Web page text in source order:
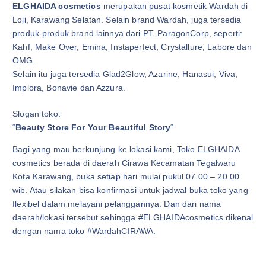
ELGHAIDA cosmetics merupakan pusat kosmetik Wardah di
Loji, Karawang Selatan. Selain brand Wardah, juga tersedia
produk-produk brand lainnya dari PT. ParagonCorp, seperti:
Kahf, Make Over, Emina, Instaperfect, Crystallure, Labore dan
OMG.
Selain itu juga tersedia Glad2Glow, Azarine, Hanasui, Viva,
Implora, Bonavie dan Azzura.
Slogan toko:
“Beauty Store For Your Beautiful Story“
Bagi yang mau berkunjung ke lokasi kami, Toko ELGHAIDA
cosmetics berada di daerah Cirawa Kecamatan Tegalwaru
Kota Karawang, buka setiap hari mulai pukul 07.00 – 20.00
wib. Atau silakan bisa konfirmasi untuk jadwal buka toko yang
flexibel dalam melayani pelanggannya. Dan dari nama
daerah/lokasi tersebut sehingga #ELGHAIDAcosmetics dikenal
dengan nama toko #WardahCIRAWA.